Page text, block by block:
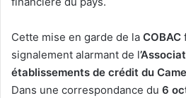
Cette mise en garde de la COBAC
signalement alarmant de l
établissements de crédit du
Dans une correspondance du 6